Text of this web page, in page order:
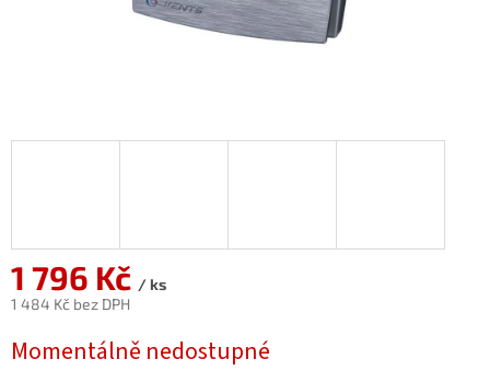
1 796 Kč / ks
1 484 Kč bez DPH
cena:
Momentálně nedostupné